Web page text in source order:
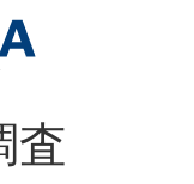
査